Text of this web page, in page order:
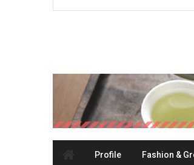
Profile Fashion &